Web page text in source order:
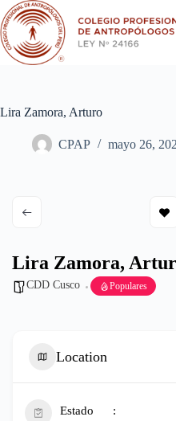
Saltar
al
contenido
Lira Zamora, Arturo
CPAP mayo 26,
Lira Zamora,
CDD Cusco Populares
Location
Estado